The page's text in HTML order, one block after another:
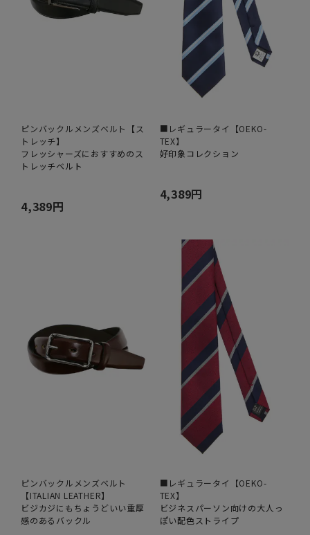
ピンバックルメンズベルト【ス
トレッチ】
フレッシャーズにおすすめのス
トレッチベルト
4,389円
■レギュラータイ【OEKO-
TEX】
好印象コレクション
4,389円
ピンバックルメンズベルト
【ITALIAN LEATHER】
ビジカジにもちょうどいい重厚
感のあるバックル
■レギュラータイ【OEKO-
TEX】
ビジネスパーソン向けの大人っ
ぽい配色ストライプ